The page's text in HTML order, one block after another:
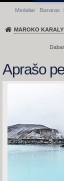
Greitasis meniu
Medaliai Bazaras
MAROKO
Aprašo